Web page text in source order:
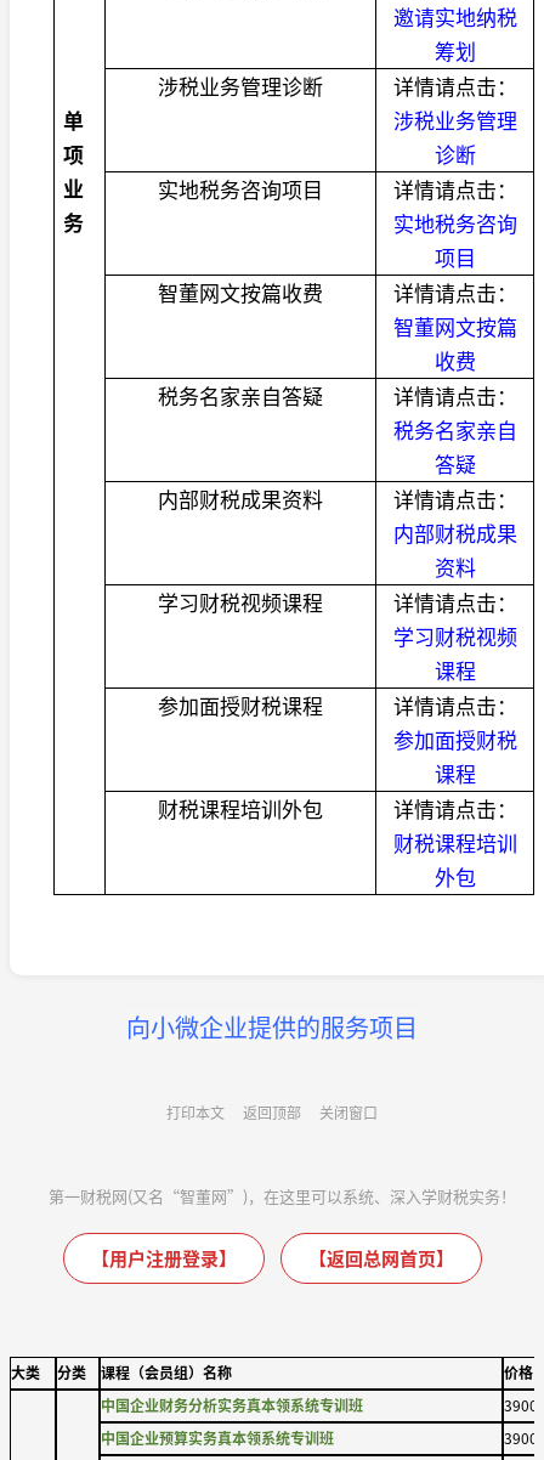
单
项
业
务
邀请实地纳税
筹划
涉税业务管理诊断
详情请点击：
涉税业务管理
诊断
实地税务咨询项目
详情请点击：
实地税务咨询
项目
智董网文按篇收费
详情请点击：
智董网文按篇
收费
税务名家亲自答疑
详情请点击：
税务名家亲自
答疑
内部财税成果资料
详情请点击：
内部财税成果
资料
学习财税视频课程
详情请点击：
学习财税视频
课程
参加面授财税课程
详情请点击：
参加面授财税
课程
财税课程培训外包
详情请点击：
财税课程培训
外包
向小微企业提供的服务项目
打印本文 返回顶部 关闭窗口
第一财税网(又名“智董网”)，在这里可以系统、深入学财税实务！
【用户注册登录】 【返回总网首页】
大类 分类 课程（会员组）名称
价格
中国企业财务分析实务真本领系统专训班
3900
中国企业预算实务真本领系统专训班
3900